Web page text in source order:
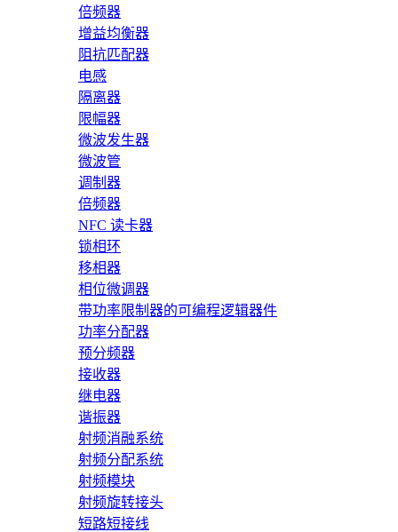
倍频器
增益均衡器
阻抗匹配器
电感
隔离器
限幅器
微波发生器
微波管
调制器
倍频器
NFC 读卡器
锁相环
移相器
相位微调器
带功率限制器的可编程逻辑器件
功率分配器
预分频器
接收器
继电器
谐振器
射频消融系统
射频分配系统
射频模块
射频旋转接头
短路短接线